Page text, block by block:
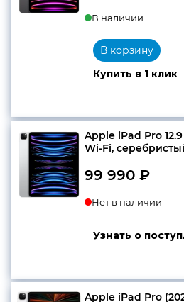
В наличии
Купить в 1 клик
В корзину
Apple iPad Pro 12.9
Wi‑Fi,
99 990 ₽
Нет в наличии
Узнать о
Apple iPad Pro